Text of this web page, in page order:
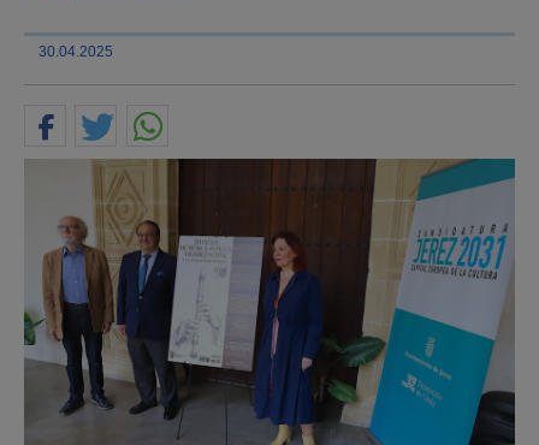
30.04.2025